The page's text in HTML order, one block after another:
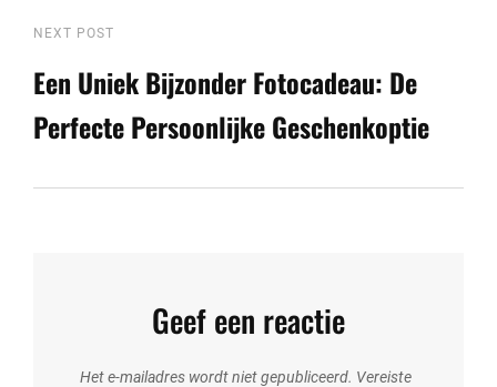
Next
Post
NEXT POST
Een Uniek Bijzonder Fotocadeau: De
Perfecte Persoonlijke Geschenkoptie
Geef een reactie
Het e-mailadres wordt niet gepubliceerd. Vereiste